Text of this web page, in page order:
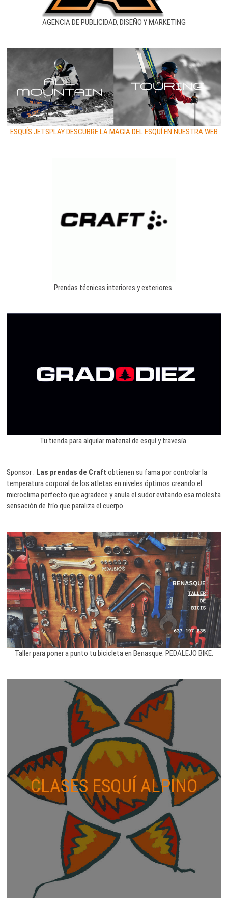
AGENCIA DE PUBLICIDAD, DISEÑO Y MARKETING
ESQUÍS JETSPLAY DESCUBRE LA MAGIA DEL ESQUÍ EN NUESTRA WEB
Prendas técnicas interiores y exteriores.
Tu tienda para alquilar material de esquí y travesía.
Sponsor : Las prendas de Craft obtienen su fama por controlar la
temperatura corporal de los atletas en niveles óptimos creando el
microclima perfecto que agradece y anula el sudor evitando esa molesta
sensación de frío que paraliza el cuerpo.
Taller para poner a punto tu bicicleta en Benasque. PEDALEJO BIKE.
CLASES ESQUÍ ALPINO